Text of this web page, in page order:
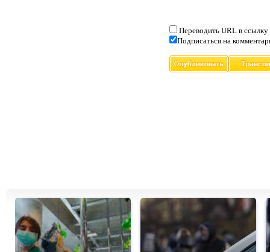
Переводить URL в ссылку
Подписаться на